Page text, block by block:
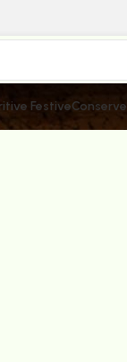
FestiveConserve